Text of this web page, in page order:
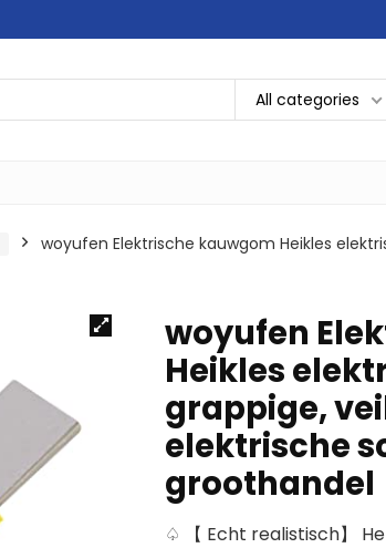
All categories
woyufen Elektrische kauwgom Heikles
woyufen
Heikles
grappige,
elektrische
groothandel
♤ 【 Echt realistisch】